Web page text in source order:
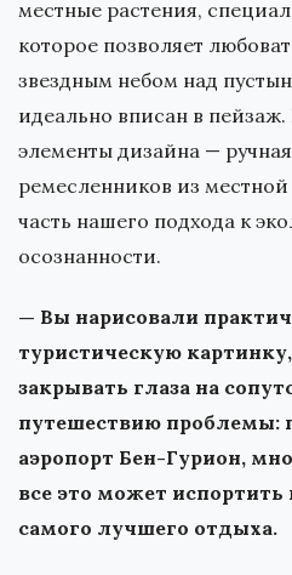
местные растения,
которое позволяет
звездным небом над
идеально вписан в
элементы дизайна —
ремесленников из
часть нашего подхода к
осознанности.
— Вы нарисовали
туристическую
закрывать глаза на
путешествию проблемы:
аэропорт Бен-Гурион,
все это может
самого лучшего отдыха.